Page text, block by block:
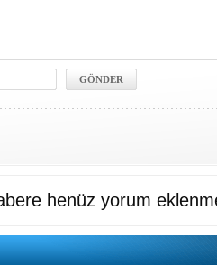
henüz yorum